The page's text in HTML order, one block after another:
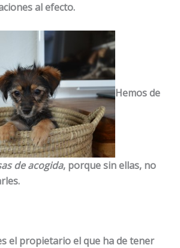
al efecto.
Hemos de
de acogida, porque sin ellas, no
.
el propietario el que ha de tener